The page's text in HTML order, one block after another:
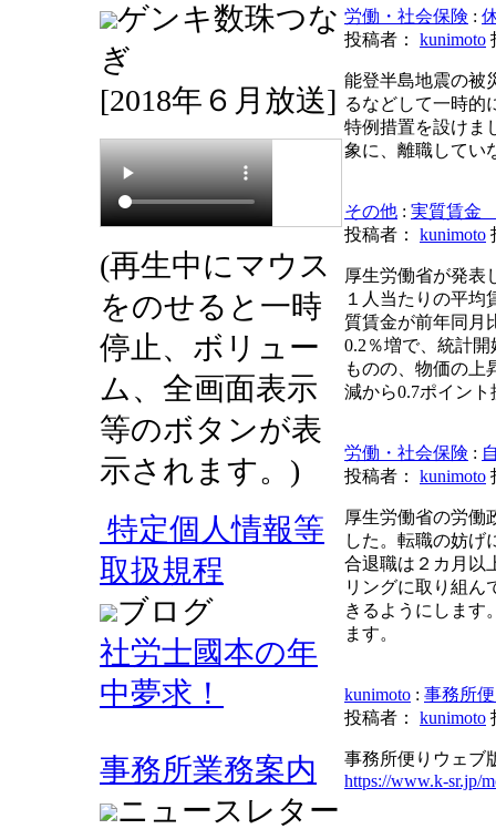
ゲンキ数珠つな
ぎ
[2018年６月放送]
(再生中にマウス
をのせると一時
停止、ボリュー
ム、全画面表示
等のボタンが表
示されます。)
特定個人情報等
取扱規程
ブログ
社労士國本の年
中夢求！
事務所業務案内
ニュースレター
労働・社会保険 :
投稿者： kunimoto
能登半島地震の被
るなどして一時的
特例措置を設けま
象に、離職してい
その他 : 実質賃金
投稿者： kunimoto
厚生労働省が発表
１人当たりの平均
質賃金が前年同月
0.2％増で、統計
ものの、物価の上
減から0.7ポイン
労働・社会保険 :
投稿者： kunimoto
厚生労働省の労働
した。転職の妨げ
合退職は２カ月以
リングに取り組ん
きるようにします
ます。
kunimoto : 事務所
投稿者： kunimoto
事務所便りウェブ
https://www.k-sr.jp/